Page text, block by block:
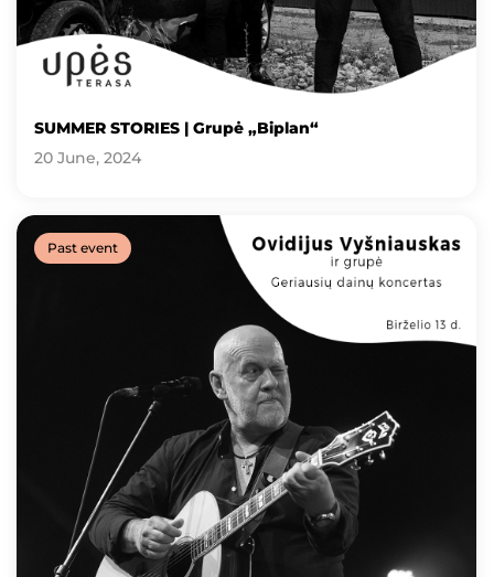
SUMMER STORIES | Grupė „Biplan“
20 June, 2024
Past event